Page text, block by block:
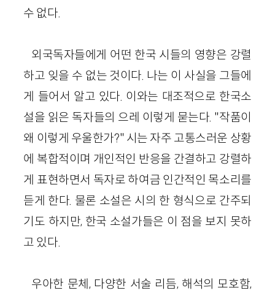
수 없다.
외국독자들에게 어떤 한국 시들의 영향은 강렬
하고 잊을 수 없는 것이다. 나는 이 사실을 그들에
게 들어서 알고 있다. 이와는 대조적으로 한국소
설을 읽은 독자들의 으레 이렇게 묻는다. "작품이
왜 이렇게 우울한가?" 시는 자주 고통스러운 상황
에 복합적이며 개인적인 반응을 간결하고 강렬하
게 표현하면서 독자로 하여금 인간적인 목소리를
듣게 한다. 물론 소설은 시의 한 형식으로 간주되
기도 하지만, 한국 소설가들은 이 점을 보지 못하
고 있다.
우아한 문체, 다양한 서술 리듬, 해석의 모호함,